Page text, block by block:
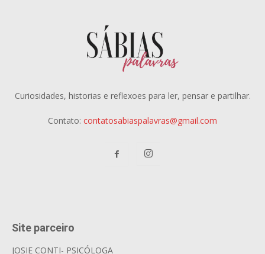
Curiosidades, historias e reflexoes para ler, pensar e partilhar.
Contato: contatosabiaspalavras@gmail.com
Site parceiro
JOSIE CONTI- PSICÓLOGA